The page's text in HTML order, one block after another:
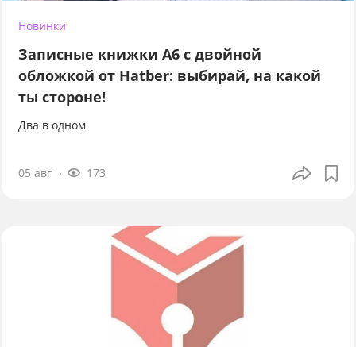
Новинки
Записные книжки А6 с двойной
обложкой от Hatber: выбирай, на какой
ты стороне!
Два в одном
05 авг 173